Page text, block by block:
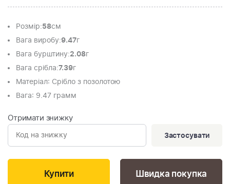
Розмір:58см
Вага виробу:9.47г
Вага бурштину:2.08г
Вага срібла:7.39г
Матеріал: Срібло з позолотою
Вага: 9.47 грамм
Отримати знижку
Застосувати
Швидка покупка